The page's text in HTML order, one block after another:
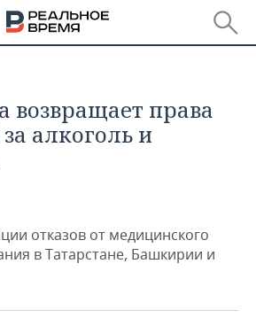
ПФО
возвращает права
алкоголь и
отказов от медицинского
в Татарстане, Башкирии и